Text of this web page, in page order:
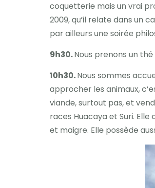
coquetterie mais un vrai
2009, qu’il relate dans un
par ailleurs une soirée
9h30.Nous prenons un
10h30.Nous sommes
approcher les animaux,
viande, surtout pas, et
races Huacaya et Suri.
et maigre. Elle possède